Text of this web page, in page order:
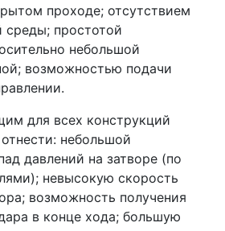
проходе; отсутствием
среды; простотой
небольшой
возможностью подачи
для всех конструкций
небольшой
давлений на затворе (по
невысокую скорость
возможность получения
в конце хода; большую